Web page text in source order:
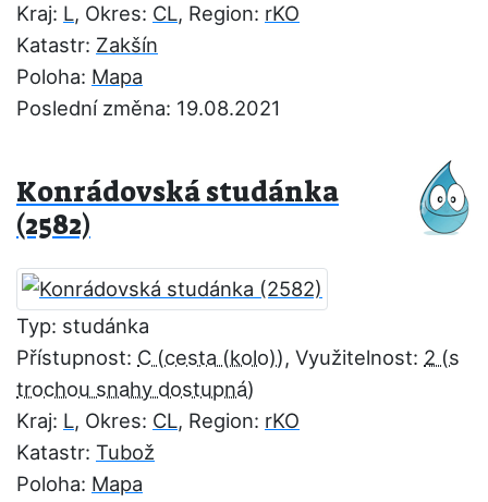
Kraj: L, Okres: CL, Region: rKO
Katastr: Zakšín
Poloha: Mapa
Poslední změna: 19.08.2021
Konrádovská studánka
(2582)
Typ: studánka
Přístupnost: C , Využitelnost: 2
Kraj: L, Okres: CL, Region: rKO
Katastr: Tubož
Poloha: Mapa